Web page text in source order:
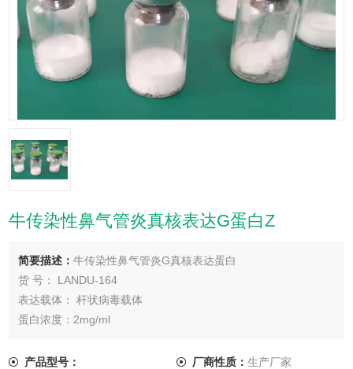
牛传染性鼻气管炎真核表达G蛋白Z
简要描述：牛传染性鼻气管炎G真核表达蛋白
货 号： LANDU-164
表达载体： 杆状病毒载体
蛋白浓度：2mg/ml
蛋白纯度： 大于95%（SDS-PAGE电泳）
产品型号： 厂商性质： 生产厂家